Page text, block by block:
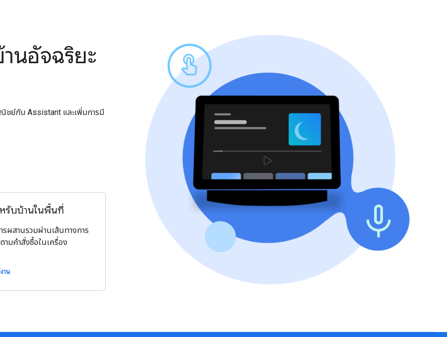
นอัจฉริยะ
ชย์กับ Assistant และเพิ่มการมี
หรับบ้านในพื้นที่
รผสานรวมผ่านเส้นทางการ
ามคำสั่งซื้อในเครื่อง
าน